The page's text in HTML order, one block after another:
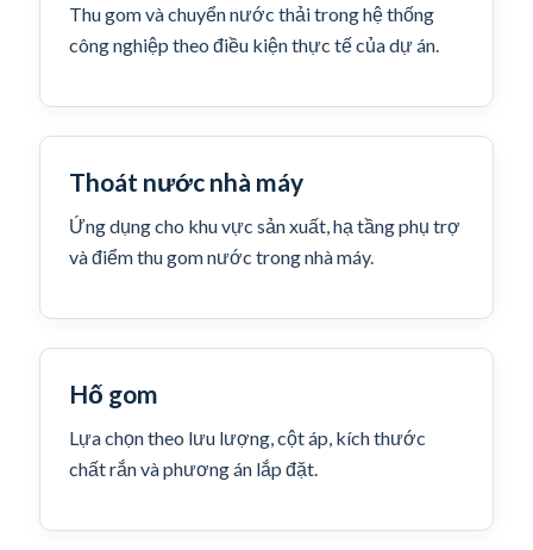
Thu gom và chuyển nước thải trong hệ thống
công nghiệp theo điều kiện thực tế của dự án.
Thoát nước nhà máy
Ứng dụng cho khu vực sản xuất, hạ tầng phụ trợ
và điểm thu gom nước trong nhà máy.
Hố gom
Lựa chọn theo lưu lượng, cột áp, kích thước
chất rắn và phương án lắp đặt.